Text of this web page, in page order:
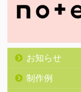
お知らせ
制作例